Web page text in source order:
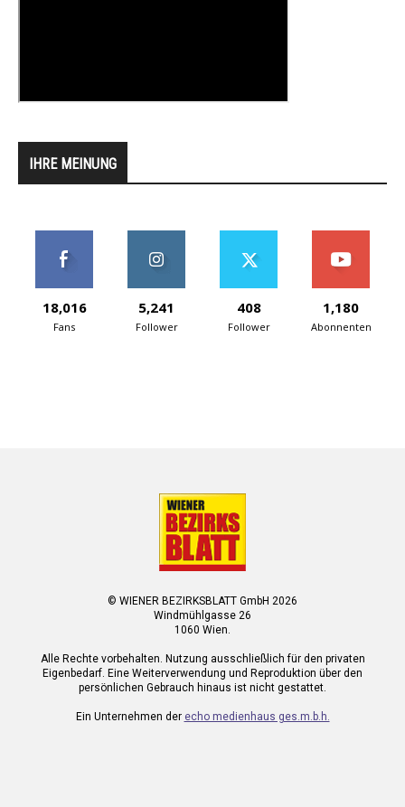
IHRE MEINUNG
18,016
Fans
5,241
Follower
408
Follower
1,180
Abonnenten
© WIENER BEZIRKSBLATT GmbH 2026
Windmühlgasse 26
1060 Wien.
Alle Rechte vorbehalten. Nutzung ausschließlich für den privaten
Eigenbedarf. Eine Weiterverwendung und Reproduktion über den
persönlichen Gebrauch hinaus ist nicht gestattet.
Ein Unternehmen der echo medienhaus ges.m.b.h.